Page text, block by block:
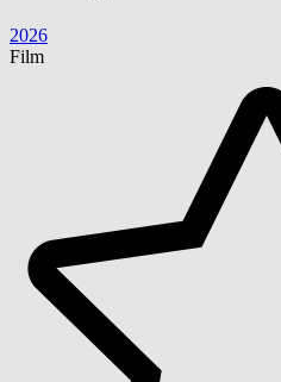
2026
Film